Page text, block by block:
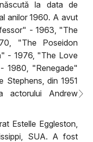
la data de
anilor 1960. A avut
- 1963, "The
"The Poseidon
- 1976, "The Love
1980, "Renegade"
din 1951
actorului Andrew
Estelle Eggleston,
SUA. A fost